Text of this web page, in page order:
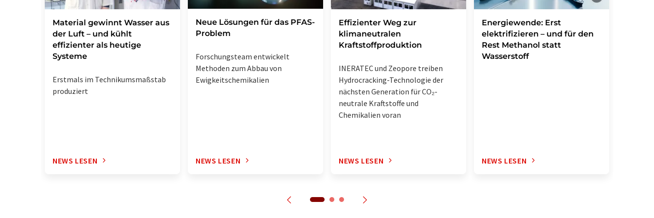
Material gewinnt Wasser aus
der Luft – und kühlt
effizienter als heutige
Systeme
Erstmals im Technikumsmaßstab
produziert
NEWS LESEN
Neue Lösungen für das PFAS-
Problem
Forschungsteam entwickelt
Methoden zum Abbau von
Ewigkeitschemikalien
NEWS LESEN
Effizienter Weg zur
klimaneutralen
Kraftstoffproduktion
INERATEC und Zeopore treiben
Hydrocracking-Technologie der
nächsten Generation für CO₂-
neutrale Kraftstoffe und
Chemikalien voran
NEWS LESEN
Energiewende: Erst
elektrifizieren – und für den
Rest Methanol statt
Wasserstoff
NEWS LESEN